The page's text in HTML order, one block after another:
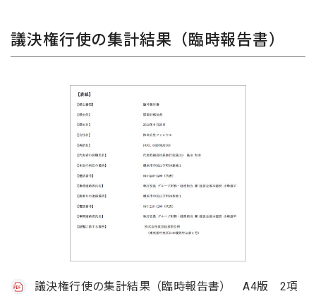
議決権行使の集計結果（臨時報告書）
議決権行使の集計結果（臨時報告書） A4版 2項